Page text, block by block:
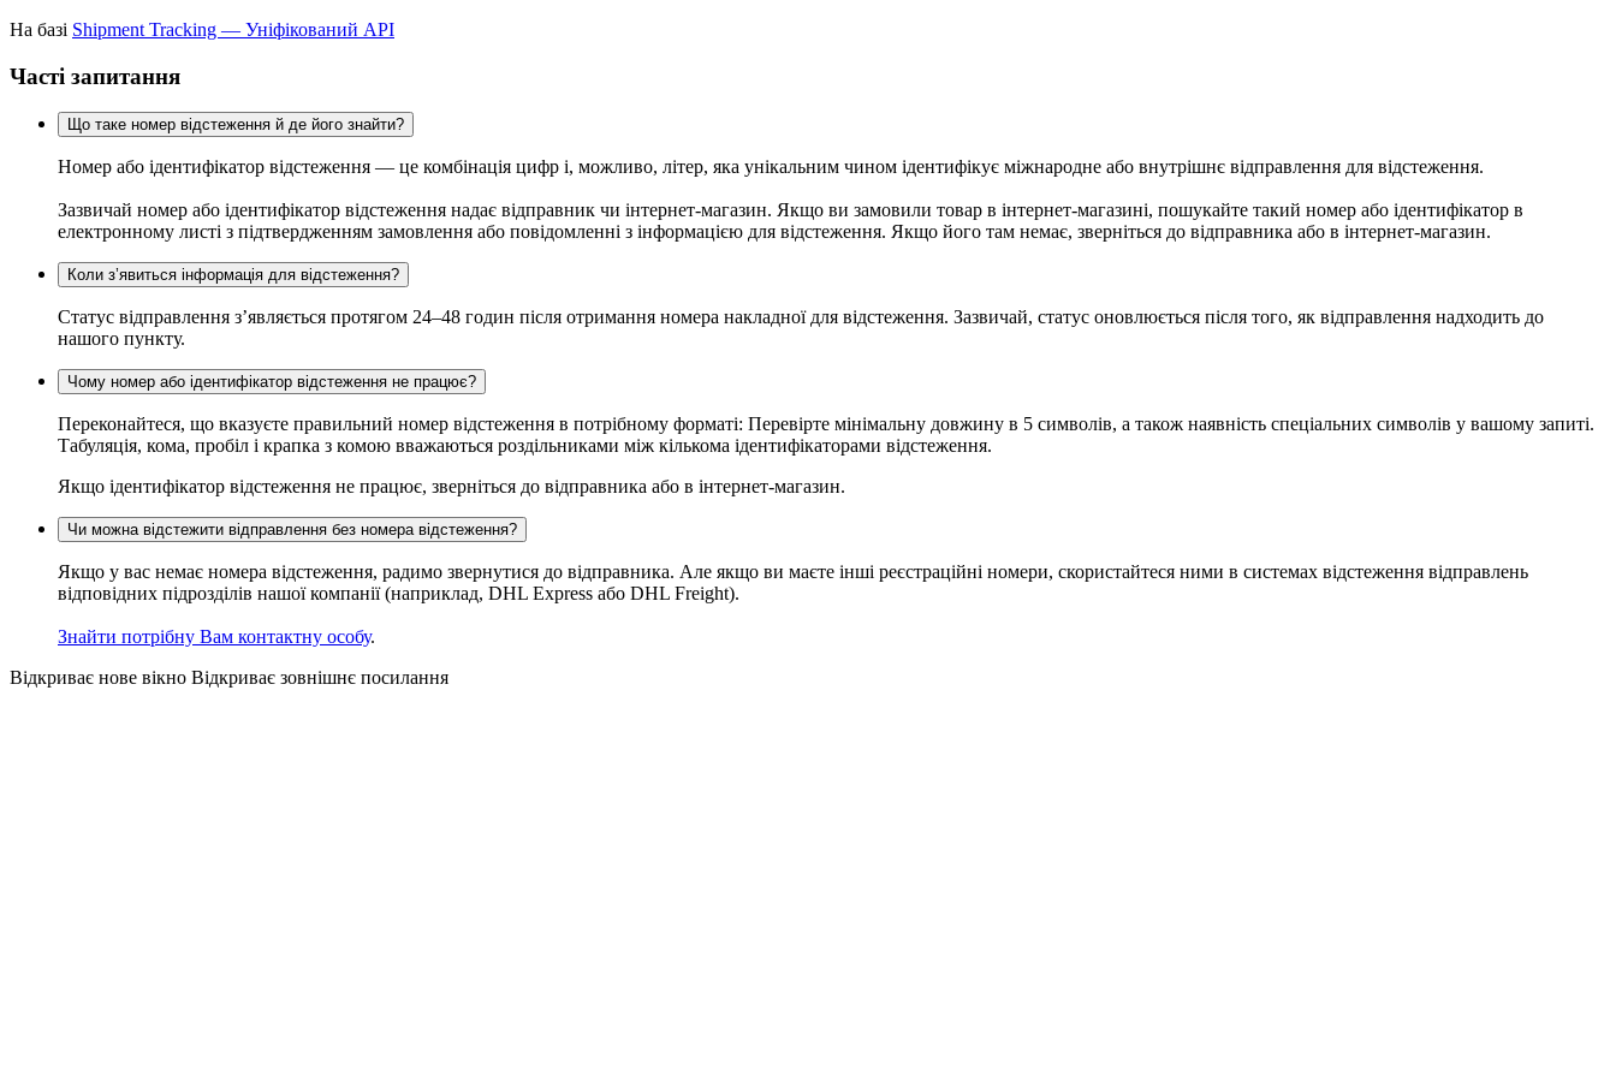
На базі Shipment Tracking — Уніфікований API
Часті запитання
Що таке номер відстеження й де його знайти?
Номер або ідентифікатор відстеження — це комбінація цифр і, можливо, літер, яка унікальним чином ідентифікує міжнародне або внутрішнє відправлення для відстеження.
Зазвичай номер або ідентифікатор відстеження надає відправник чи інтернет-магазин. Якщо ви замовили товар в інтернет-магазині, пошукайте такий номер або ідентифікатор в
електронному листі з підтвердженням замовлення або повідомленні з інформацією для відстеження. Якщо його там немає, зверніться до відправника або в інтернет-магазин.
Коли з’явиться інформація для відстеження?
Статус відправлення з’являється протягом 24–48 годин після отримання номера накладної для відстеження. Зазвичай, статус оновлюється після того, як відправлення надходить до
нашого пункту.
Чому номер або ідентифікатор відстеження не працює?
Переконайтеся, що вказуєте правильний номер відстеження в потрібному форматі: Перевірте мінімальну довжину в 5 символів, а також наявність спеціальних символів у вашому запиті.
Табуляція, кома, пробіл і крапка з комою вважаються роздільниками між кількома ідентифікаторами відстеження.
Якщо ідентифікатор відстеження не працює, зверніться до відправника або в інтернет-магазин.
Чи можна відстежити відправлення без номера відстеження?
Якщо у вас немає номера відстеження, радимо звернутися до відправника. Але якщо ви маєте інші реєстраційні номери, скористайтеся ними в системах відстеження відправлень
відповідних підрозділів нашої компанії (наприклад, DHL Express або DHL Freight).
Знайти потрібну Вам контактну особу.
Відкриває нове вікно Відкриває зовнішнє посилання